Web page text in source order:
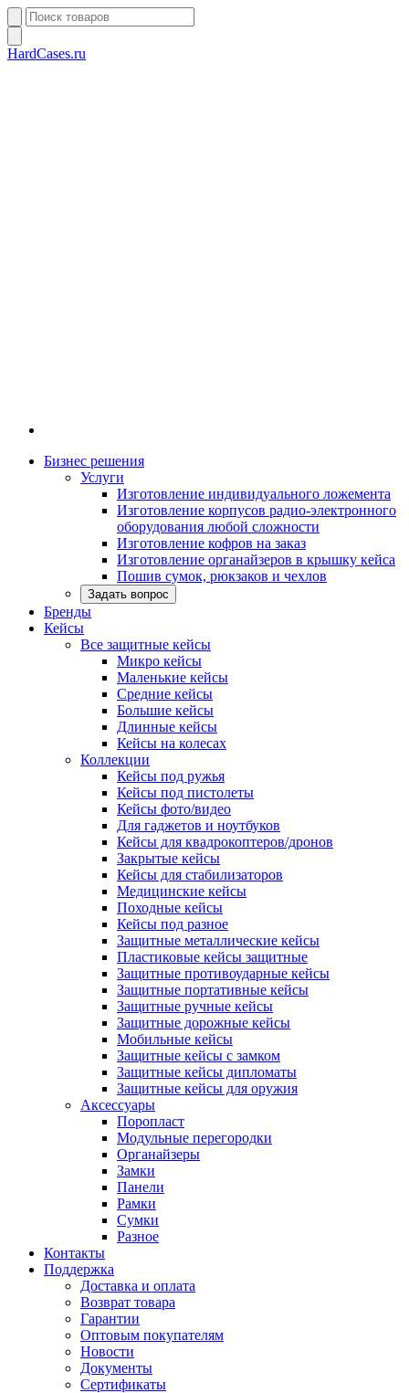
HardCases.ru
Бизнес решения
Услуги
Изготовление индивидуального ложемента
Изготовление корпусов радио-электронного
оборудования любой сложности
Изготовление кофров на заказ
Изготовление органайзеров в крышку кейса
Пошив сумок, рюкзаков и чехлов
Задать вопрос
Бренды
Кейсы
Все защитные кейсы
Микро кейсы
Маленькие кейсы
Средние кейсы
Большие кейсы
Длинные кейсы
Кейсы на колесах
Коллекции
Кейсы под ружья
Кейсы под пистолеты
Кейсы фото/видео
Для гаджетов и ноутбуков
Кейсы для квадрокоптеров/дронов
Закрытые кейсы
Кейсы для стабилизаторов
Медицинские кейсы
Походные кейсы
Кейсы под разное
Защитные металлические кейсы
Пластиковые кейсы защитные
Защитные противоударные кейсы
Защитные портативные кейсы
Защитные ручные кейсы
Защитные дорожные кейсы
Мобильные кейсы
Защитные кейсы с замком
Защитные кейсы дипломаты
Защитные кейсы для оружия
Аксессуары
Поропласт
Модульные перегородки
Органайзеры
Замки
Панели
Рамки
Сумки
Разное
Контакты
Поддержка
Доставка и оплата
Возврат товара
Гарантии
Оптовым покупателям
Новости
Документы
Сертификаты